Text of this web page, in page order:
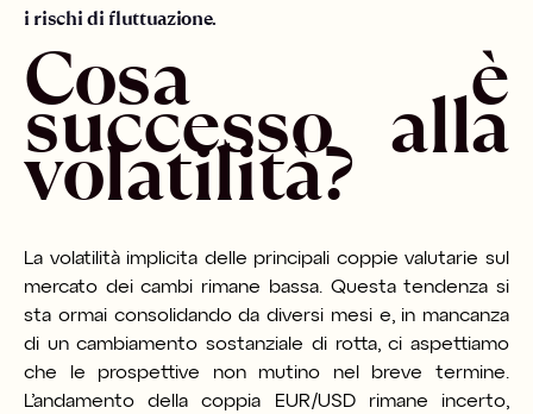
i rischi di fluttuazione.
Cosa è
successo alla
volatilità?
La volatilità implicita delle principali coppie valutarie sul
mercato dei cambi rimane bassa. Questa tendenza si
sta ormai consolidando da diversi mesi e, in mancanza
di un cambiamento sostanziale di rotta, ci aspettiamo
che le prospettive non mutino nel breve termine.
L’andamento della coppia EUR/USD rimane incerto,